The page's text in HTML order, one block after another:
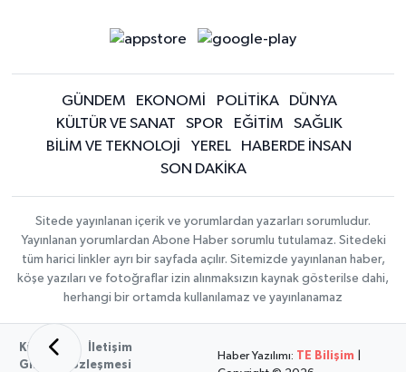
GÜNDEM EKONOMİ POLİTİKA
DÜNYA
KÜLTÜR VE SANAT
SPOR EĞİTİM
SAĞLIK
BİLİM VE TEKNOLOJİ
YEREL
HABERDE İNSAN
SON DAKİKA
Sitede yayınlanan içerik ve yorumlardan yazarları sorumludur.
Yayınlanan yorumlardan Abone Haber sorumlu tutulamaz. Sitedeki
tüm harici linkler ayrı bir sayfada açılır. Sitemizde yayınlanan haber,
köşe yazıları ve fotoğraflar izin alınmaksızın kaynak gösterilse dahi,
herhangi bir ortamda kullanılamaz ve yayınlanamaz
Künye
İletişim
Gizlilik Sözleşmesi
Haber Yazılımı: TE Bilişim